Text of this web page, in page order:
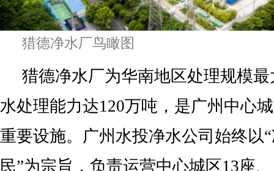
猎德净水厂鸟瞰图
猎德净水厂为华南地区处理规模
水处理能力达120万吨，是广州中心
重要设施。广州水投净水公司始终以
民”为宗旨，负责运营中心城区13座